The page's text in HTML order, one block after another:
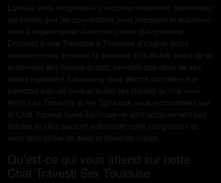
Laissez votre imagination s’exprimer librement, franchissez
les limites que les conventions vous imposent et autorisez-
vous à expérimenter autant de plaisir que possible.
Décrivez à une Travestie à Toulouse d’origine latine
comment vous aimeriez la caresser et la lécher avant de la
sodomiser des heures durant, pendant que deux de ses
amies regardent. Laissez-la vous décrire comment elle
prendrait soin de vous et toutes les choses qu’elle vous
ferait. Les Travestis et les Tgirls que vous rencontrerez sur
le Chat Travesti Sexe Toulouse ne sont certainement pas
timides et elles sauront enflammer votre imagination et
vous faire brûler de désir et frémir de plaisir.
Qu’est-ce qui vous attend sur notre
Chat Travesti Sex Toulouse